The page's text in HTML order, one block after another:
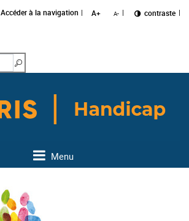
Accéder à la navigation A+ A- Changer le
contraste
Menu